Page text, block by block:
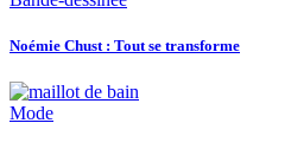
Noémie Chust : Tout se transforme
Mode